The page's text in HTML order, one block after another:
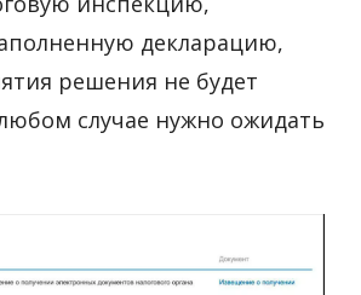
декларацию,
решения не будет
случае нужно ожидать